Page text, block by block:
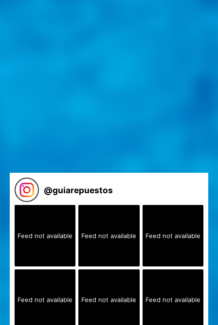
@guiarepuestos
Feed not available Feed not available Feed not available
Feed not available Feed not available Feed not available